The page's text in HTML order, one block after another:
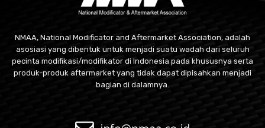
NMAA, National Modificator and Aftermarket Association, adalah
asosiasi yang dibentuk untuk menjadi suatu wadah dari seluruh
pecinta modifikasi/modifikator di Indonesia pada khususnya serta
produk-produk aftermarket yang tidak dapat dipisahkan menjadi
bagian di dalamnya.